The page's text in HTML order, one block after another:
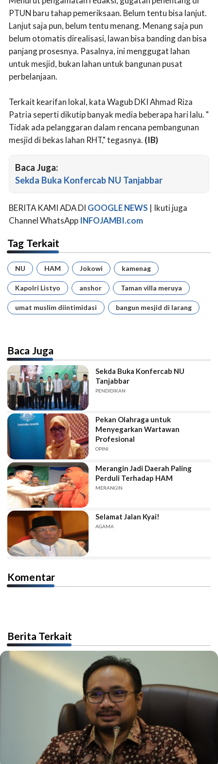
PTUN baru tahap pemeriksaan. Belum tentu bisa lanjut.
Lanjut saja pun, belum tentu menang. Menang saja pun
belum otomatis direalisasi, lawan bisa banding dan bisa
panjang prosesnya. Pasalnya, ini menggugat lahan
untuk mesjid, bukan lahan untuk bangunan pusat
perbelanjaan.
Terkait kearifan lokal, kata Wagub DKI Ahmad Riza
Patria seperti dikutip banyak media beberapa hari lalu. "
Tidak ada pelanggaran dalam rencana pembangunan
mesjid di bekas lahan RHT," tegasnya. (IB)
Baca Juga:
Sekda Buka Konfercab NU Tanjabbar
BERITA KAMI ADA DI GOOGLE NEWS | Ikuti juga
Channel WhatsApp INFOJAMBI.com
Tag Terkait
NU HAM Jokowi kamenag
Kapolri Listyo anshor Taman villa meruya
umat muslim diintimidasi bangun mesjid di larang
Baca Juga
Sekda Buka Konfercab NU
Tanjabbar
PENDIDIKAN
Pekan Olahraga untuk
Menyegarkan Wartawan
Profesional
OPINI
Merangin Jadi Daerah Paling
Perduli Terhadap HAM
MERANGIN
Selamat Jalan Kyai!
AGAMA
Komentar
Berita Terkait